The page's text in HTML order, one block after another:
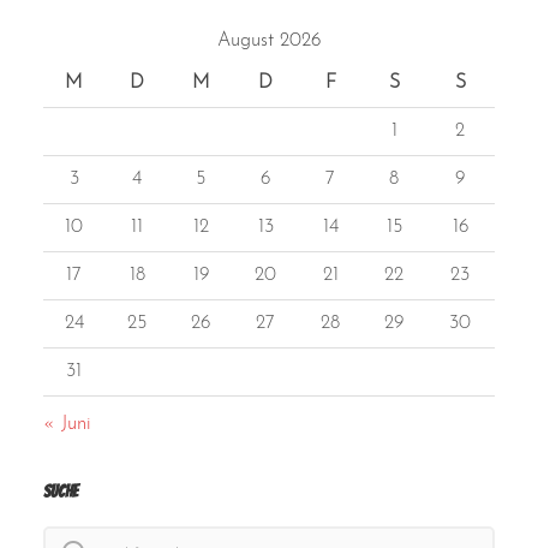
August 2026
M D M D F S S
2
3 4 5 6 7 8 9
10 12 13 14 15 16
17 18 19 20 21 22 23
24 25 26 27 28 29 30
31
« Juni
Suche